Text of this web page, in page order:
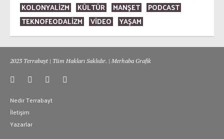
KOLONYALİZM
KÜLTÜR MANŞET
PODCAST
TEKNOFEODALİZM
VİDEO YAŞAM
2023 Terrabayt | Tüm Hakları Saklıdır. | Merhaba Grafik
Nedir Terrabayt
İletişim
Yazarlar